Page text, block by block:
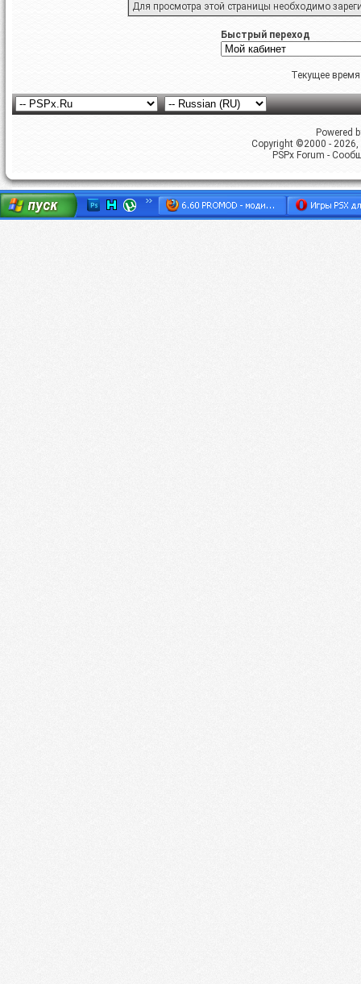
Для просмотра этой страницы необходимо
Быстрый переход
Текущее
Powered
Copyright ©2000 -
PSPx Forum -